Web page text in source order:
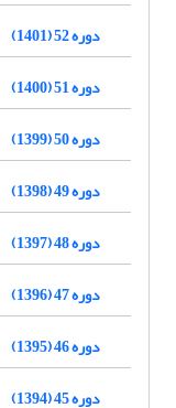
دوره 52 (1401)
دوره 51 (1400)
دوره 50 (1399)
دوره 49 (1398)
دوره 48 (1397)
دوره 47 (1396)
دوره 46 (1395)
دوره 45 (1394)